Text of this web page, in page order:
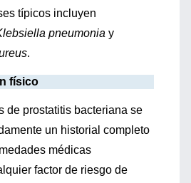
típicos incluyen
pneumonia y
.
físico
de prostatitis bacteriana se
un historial completo
médicas
factor de riesgo de